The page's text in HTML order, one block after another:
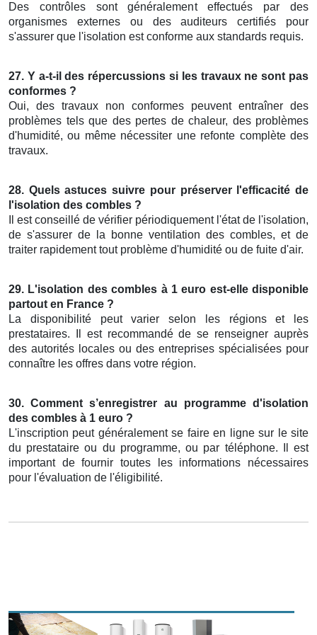
Des contrôles sont généralement effectués par des
organismes externes ou des auditeurs certifiés pour
s'assurer que l'isolation est conforme aux standards requis.
27. Y a-t-il des répercussions si les travaux ne sont pas
conformes ?
Oui, des travaux non conformes peuvent entraîner des
problèmes tels que des pertes de chaleur, des problèmes
d'humidité, ou même nécessiter une refonte complète des
travaux.
28. Quels astuces suivre pour préserver l'efficacité de
l'isolation des combles ?
Il est conseillé de vérifier périodiquement l'état de l'isolation,
de s'assurer de la bonne ventilation des combles, et de
traiter rapidement tout problème d'humidité ou de fuite d'air.
29. L'isolation des combles à 1 euro est-elle disponible
partout en France ?
La disponibilité peut varier selon les régions et les
prestataires. Il est recommandé de se renseigner auprès
des autorités locales ou des entreprises spécialisées pour
connaître les offres dans votre région.
30. Comment s’enregistrer au programme d'isolation
des combles à 1 euro ?
L'inscription peut généralement se faire en ligne sur le site
du prestataire ou du programme, ou par téléphone. Il est
important de fournir toutes les informations nécessaires
pour l'évaluation de l'éligibilité.